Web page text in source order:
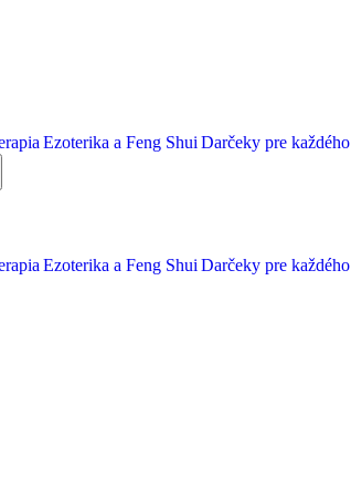
Ezoterika a Feng Shui Darčeky pre každého
Ezoterika a Feng Shui Darčeky pre každého